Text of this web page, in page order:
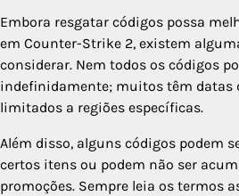
Embora resgatar códigos possa
em Counter-Strike 2, existem
considerar. Nem todos os códigos
indefinidamente; muitos têm datas
limitados a regiões específicas.
Além disso, alguns códigos podem
certos itens ou podem não ser
promoções. Sempre leia os termos